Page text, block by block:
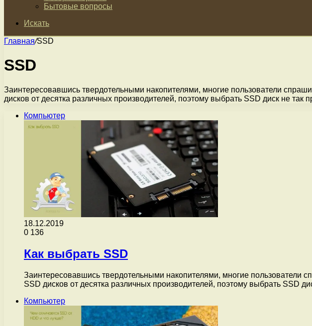
Бытовые вопросы
Искать
Главная/SSD
SSD
Заинтересовавшись твердотельными накопителями, многие пользователи
дисков от десятка различных производителей, поэтому выбрать SSD диск не так
Компьютер
18.12.2019
0 136
Как выбрать SSD
Заинтересовавшись твердотельными накопителями, многие пользователи
SSD дисков от десятка различных производителей, поэтому выбрать SSD
Компьютер